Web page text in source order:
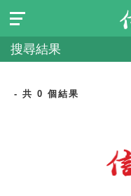
搜尋結果
- 共 0 個結果